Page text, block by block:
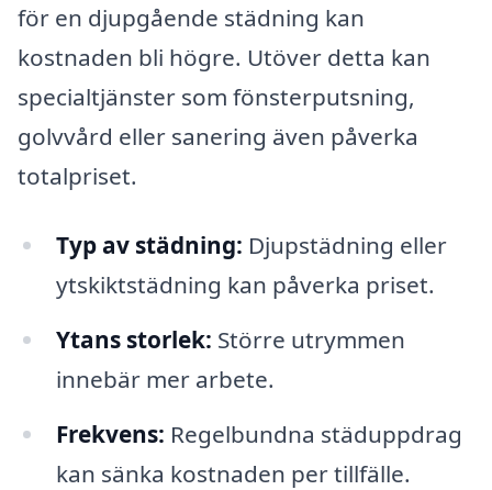
för en djupgående städning kan
kostnaden bli högre. Utöver detta kan
specialtjänster som fönsterputsning,
golvvård eller sanering även påverka
totalpriset.
Typ av städning: Djupstädning eller
ytskiktstädning kan påverka priset.
Ytans storlek: Större utrymmen
innebär mer arbete.
Frekvens: Regelbundna städuppdrag
kan sänka kostnaden per tillfälle.